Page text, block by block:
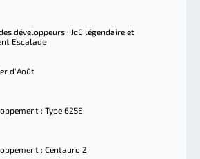
développeurs : JcE légendaire et
Escalade
d'Août
: Type 625E
: Centauro 2